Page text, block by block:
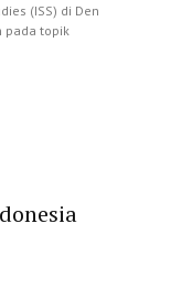
(ISS) di Den
pada topik